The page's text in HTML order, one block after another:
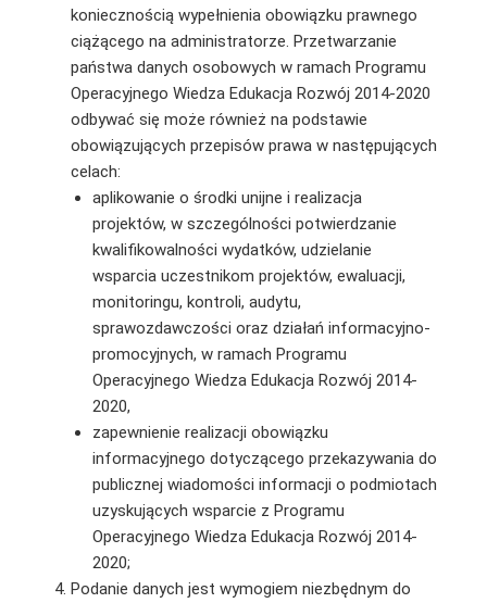
koniecznością wypełnienia obowiązku prawnego
ciążącego na administratorze. Przetwarzanie
państwa danych osobowych w ramach Programu
Operacyjnego Wiedza Edukacja Rozwój 2014-2020
odbywać się może również na podstawie
obowiązujących przepisów prawa w następujących
celach:
aplikowanie o środki unijne i realizacja
projektów, w szczególności potwierdzanie
kwalifikowalności wydatków, udzielanie
wsparcia uczestnikom projektów, ewaluacji,
monitoringu, kontroli, audytu,
sprawozdawczości oraz działań informacyjno-
promocyjnych, w ramach Programu
Operacyjnego Wiedza Edukacja Rozwój 2014-
2020,
zapewnienie realizacji obowiązku
informacyjnego dotyczącego przekazywania do
publicznej wiadomości informacji o podmiotach
uzyskujących wsparcie z Programu
Operacyjnego Wiedza Edukacja Rozwój 2014-
2020;
Podanie danych jest wymogiem niezbędnym do